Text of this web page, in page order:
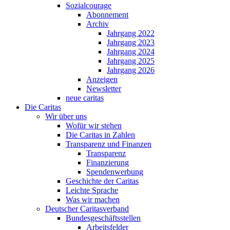
Sozialcourage
Abonnement
Archiv
Jahrgang 2022
Jahrgang 2023
Jahrgang 2024
Jahrgang 2025
Jahrgang 2026
Anzeigen
Newsletter
neue caritas
Die Caritas
Wir über uns
Wofür wir stehen
Die Caritas in Zahlen
Transparenz und Finanzen
Transparenz
Finanzierung
Spendenwerbung
Geschichte der Caritas
Leichte Sprache
Was wir machen
Deutscher Caritasverband
Bundesgeschäftsstellen
Arbeitsfelder